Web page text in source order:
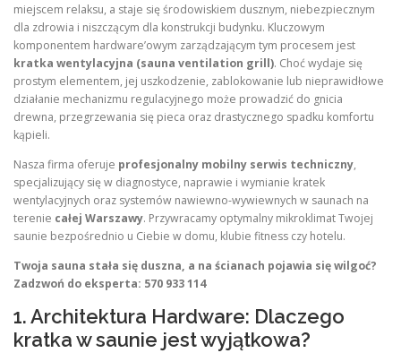
miejscem relaksu, a staje się środowiskiem dusznym, niebezpiecznym
dla zdrowia i niszczącym dla konstrukcji budynku. Kluczowym
komponentem hardware’owym zarządzającym tym procesem jest
kratka wentylacyjna (sauna ventilation grill). Choć wydaje się
prostym elementem, jej uszkodzenie, zablokowanie lub nieprawidłowe
działanie mechanizmu regulacyjnego może prowadzić do gnicia
drewna, przegrzewania się pieca oraz drastycznego spadku komfortu
kąpieli.
Nasza firma oferuje profesjonalny mobilny serwis techniczny,
specjalizujący się w diagnostyce, naprawie i wymianie kratek
wentylacyjnych oraz systemów nawiewno-wywiewnych w saunach na
terenie całej Warszawy. Przywracamy optymalny mikroklimat Twojej
saunie bezpośrednio u Ciebie w domu, klubie fitness czy hotelu.
Twoja sauna stała się duszna, a na ścianach pojawia się wilgoć?
Zadzwoń do eksperta: 570 933 114
1. Architektura Hardware: Dlaczego
kratka w saunie jest wyjątkowa?